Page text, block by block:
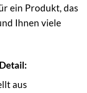
ein Produkt, das
Ihnen viele
aus